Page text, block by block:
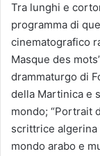
Tra lunghi e
programma di
cinematografico
Masque des
drammaturgo di
della Martinica e
mondo; “Portrait
scrittrice
mondo arabo e